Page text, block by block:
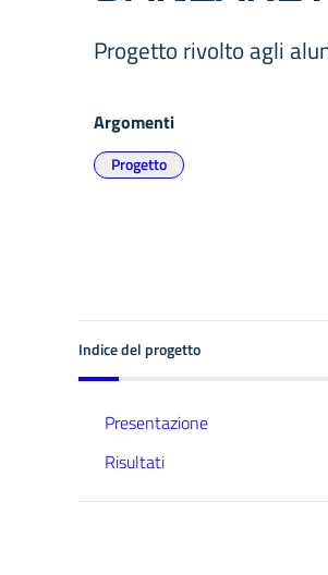
Progetto rivolto agli
Argomenti
Progetto
Indice del progetto
Presentazione
Risultati